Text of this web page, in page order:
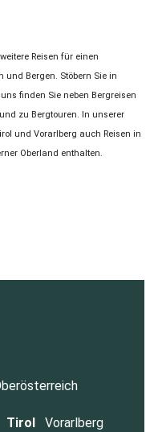
Reisen für einen
und Bergen. Stöbern Sie in
finden Sie neben Bergreisen
zu Bergtouren. In unserer
und Vorarlberg auch Reisen in
Oberland enthalten.
Tirol Vorarlberg